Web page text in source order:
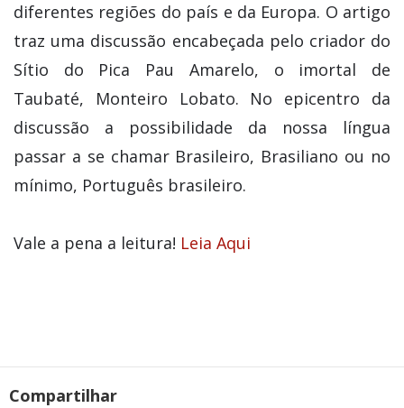
diferentes regiões do país e da Europa. O artigo
traz uma discussão encabeçada pelo criador do
Sítio do Pica Pau Amarelo, o imortal de
Taubaté, Monteiro Lobato. No epicentro da
discussão a possibilidade da nossa língua
passar a se chamar Brasileiro, Brasiliano ou no
mínimo, Português brasileiro.
Vale a pena a leitura! Leia Aqui
Compartilhar